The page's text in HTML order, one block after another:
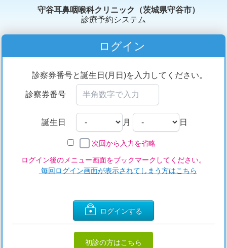
守谷耳鼻咽喉科クリニック（茨城県守谷市）
診療予約システム
ログイン
診察券番号と誕生日(月日)を入力してください。
診察券番号
誕生日 月 日
次回から入力を省略
ログイン後のメニュー画面をブックマークしてください。
毎回ログイン画面が表示されてしまう方はこちら
ログインする
初診の方はこちら